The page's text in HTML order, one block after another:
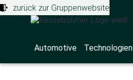
zurück zur Gruppenwebsite
Automotive Technologien